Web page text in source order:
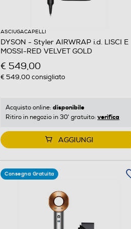
ASCIUGACAPELLI
DYSON - Styler AIRWRAP i.d. LISCI E
MOSSI-RED VELVET GOLD
€ 549,00
€ 549,00consigliato
Acquisto online: disponibile
Ritiro in negozio in 30' gratuito: verifica
AGGIUNGI
Consegna Gratuita